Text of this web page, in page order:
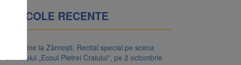
ARTICOLE RECENTE
Fuego vine la Zărnești. Recital special pe scena
Festivalului „Ecoul Pietrei Craiului”, pe 2 octombrie